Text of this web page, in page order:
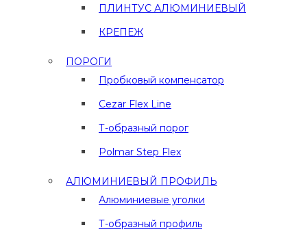
ПЛИНТУС АЛЮМИНИЕВЫЙ
КРЕПЕЖ
ПОРОГИ
Пробковый компенсатор
Cezar Flex Line
Т-образный порог
Polmar Step Flex
АЛЮМИНИЕВЫЙ ПРОФИЛЬ
Алюминиевые уголки
Т-образный профиль